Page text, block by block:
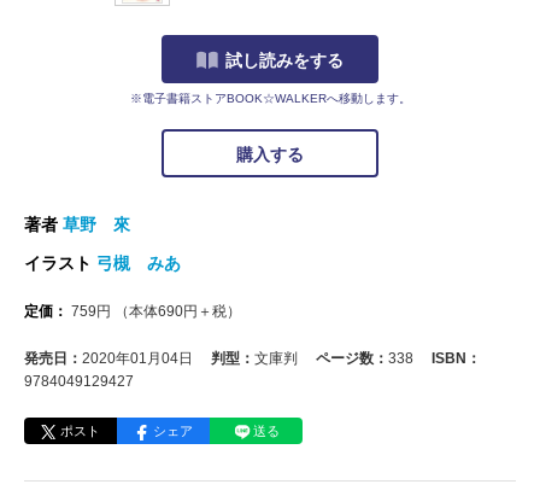
試し読みをする
※電子書籍ストアBOOK☆WALKERへ移動します。
購入する
著者 草野 來
イラスト 弓槻 みあ
定価： 759 円 （本体690円＋税）
発売日： 2020年01月04日 判型： 文庫判 ページ数： 338
ISBN：
9784049129427
ポスト シェア 送る